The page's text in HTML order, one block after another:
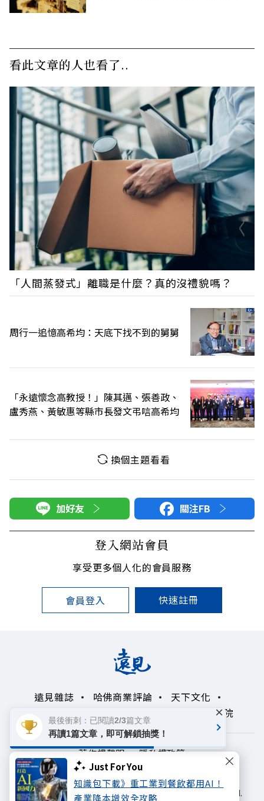
Just For You
知識包下載》重工業到餐飲都用AI！
產業降本增效全攻略
看此文章的人也看了..
「人間蒸發式」離職是什麼？真的沒禮貌嗎？
周行一追憶高希均：天底下找不到的舅舅
「永遠懷念高教授！」陳其邁、張善政、
盧秀燕、黃敏惠等縣市長發文弔唁高希均
換個主題看看
加好友 關注FB
登入網站會員
享受更多個人化的會員服務
會員登入 快速註冊
遠見雜誌 哈佛商業評論
天下文化
未來親子學習平台
50+ 領導影響力學院
著作權聲明
隱私權政策
Copyright© 1999~2026
遠見天下文化出版股份有限公司. All rights reserved.
最後衝刺：已閱讀2/3篇文章
再讀1篇文章，即可解鎖抽獎！
×